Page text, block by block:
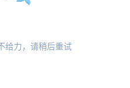
给力，请稍后重试